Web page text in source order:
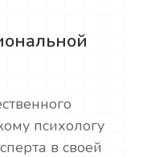
психологу
в своей